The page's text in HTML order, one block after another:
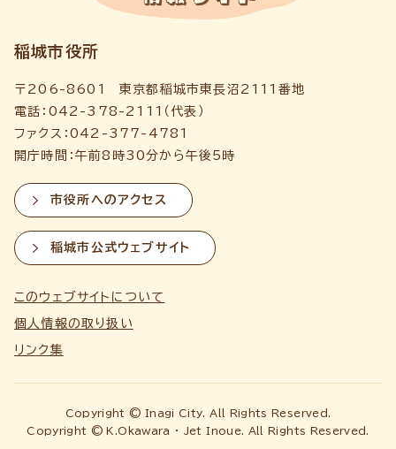
稲城市役所
〒206-8601 東京都稲城市東長沼2111番地
電話：042-378-2111（代表）
ファクス：042-377-4781
開庁時間：午前8時30分から午後5時
市役所へのアクセス
稲城市公式ウェブサイト
このウェブサイトについて
個人情報の取り扱い
リンク集
Copyright © Inagi City. All Rights Reserved.
Copyright © K.Okawara ・ Jet Inoue. All Rights Reserved.